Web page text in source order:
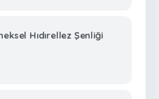
Hıdırellez Şenliği